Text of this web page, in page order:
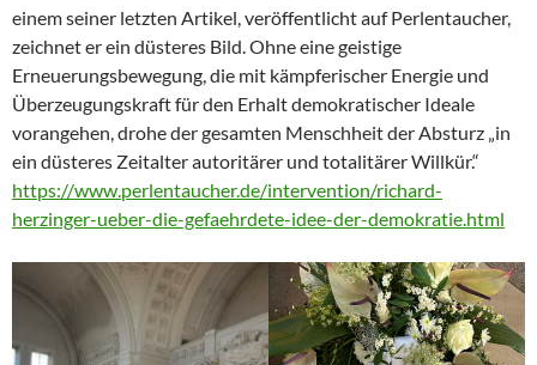
einem seiner letzten Artikel, veröffentlicht auf Perlentaucher,
zeichnet er ein düsteres Bild. Ohne eine geistige
Erneuerungsbewegung, die mit kämpferischer Energie und
Überzeugungskraft für den Erhalt demokratischer Ideale
vorangehen, drohe der gesamten Menschheit der Absturz „in
ein düsteres Zeitalter autoritärer und totalitärer Willkür.“
https://www.perlentaucher.de/intervention/richard-
herzinger-ueber-die-gefaehrdete-idee-der-demokratie.html